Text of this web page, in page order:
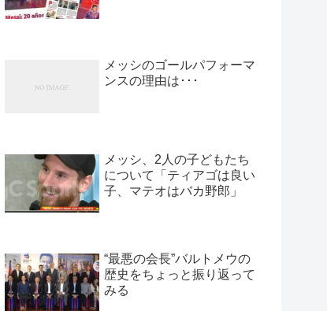
メッシのゴールパフォーマ
ンスの理由は･･･
メッシ、2人の子どもたち
について「ティアゴは良い
子、マテオはバカ野郎」
“最悪の会長”バルトメウの
歴史をちょっと振り返って
みる